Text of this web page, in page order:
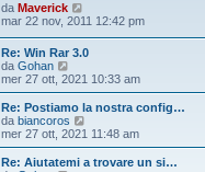
g
o
i
m
o
m
s
s
a
g
g
i
o
da Maverick
e
i
u
l
t
i
m
o
m
e
s
mar 22 nov, 2011 12:42 pm
Re: Win Rar 3.0
da Gohan
e
d
i
u
l
mer 27 ott, 2021 10:33 am
Re: Postiamo la nostra config…
da biancoros
e
d
i
mer 27 ott, 2021 11:48 am
Re: Aiutatemi a trovare un si…